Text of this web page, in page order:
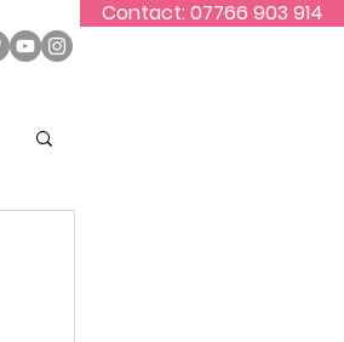
Contact: 07766 903 914